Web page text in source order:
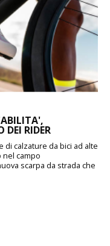
DEI RIDER
di calzature da bici ad alte
campo
scarpa da strada che